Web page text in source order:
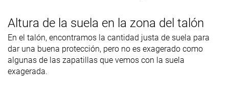
Altura de la suela en la zona del talón
En el talón, encontramos la cantidad justa de suela para
dar una buena protección, pero no es exagerado como
algunas de las zapatillas que vemos con la suela
exagerada.